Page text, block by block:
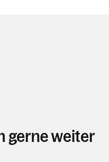
gerne weiter